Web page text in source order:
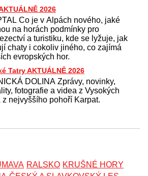
2026
Co je v Alpách nového, jaké
na horách podmínky pro
a turistiku, kde se lyžuje, jak
chaty i cokoliv jiného, co zajímá
evropských hor.
Tatry AKTUÁLNĚ 2026
DOLINA Zprávy, novinky,
fotografie a videa z Vysokých
z nejvyššího pohoří Karpat.
RALSKO KRUŠNÉ HORY